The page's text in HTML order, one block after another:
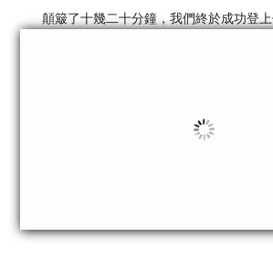
顛簸了十幾二十分鐘，我們終於成功登